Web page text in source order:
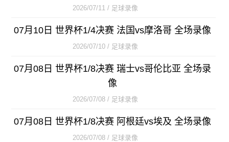
2026/07/11 / 足球录像
07月10日 世界杯1/4决赛 法国vs摩洛哥 全场录像
2026/07/10 / 足球录像
07月08日 世界杯1/8决赛 瑞士vs哥伦比亚 全场录
像
2026/07/08 / 足球录像
07月08日 世界杯1/8决赛 阿根廷vs埃及 全场录像
2026/07/08 / 足球录像